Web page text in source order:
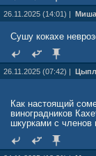
26.11.2025 (14:01) |
Сушу кокахе
26.11.2025 (07:42) |
Как настоящий
виноградников
шкурками с членов